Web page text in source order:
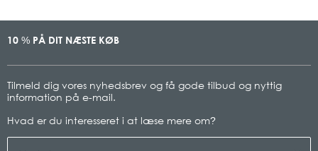
10 % PÅ DIT NÆSTE KØB
Tilmeld dig vores nyhedsbrev og få gode tilbud og nyttig
information på e-mail.
Hvad er du interesseret i at læse mere om?